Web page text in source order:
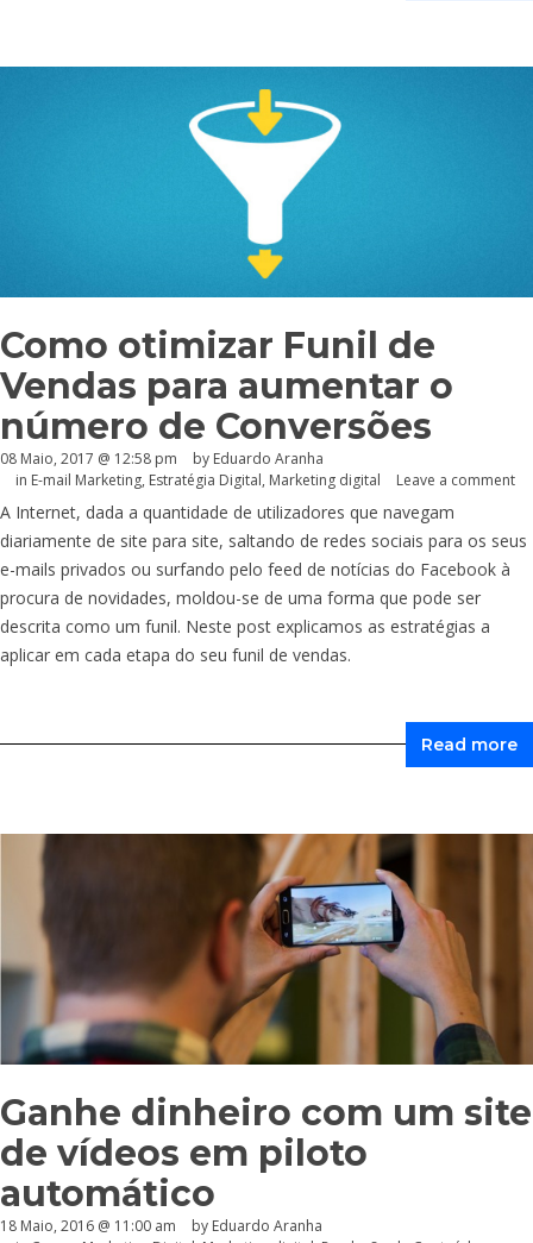
Como otimizar Funil de
Vendas para aumentar o
número de Conversões
08 Maio, 2017 @ 12:58 pm by Eduardo Aranha
in E-mail Marketing, Estratégia Digital, Marketing digital Leave a comment
A Internet, dada a quantidade de utilizadores que navegam
diariamente de site para site, saltando de redes sociais para os seus
e-mails privados ou surfando pelo feed de notícias do Facebook à
procura de novidades, moldou-se de uma forma que pode ser
descrita como um funil. Neste post explicamos as estratégias a
aplicar em cada etapa do seu funil de vendas.
Read more
Ganhe dinheiro com um site
de vídeos em piloto
automático
18 Maio, 2016 @ 11:00 am by Eduardo Aranha